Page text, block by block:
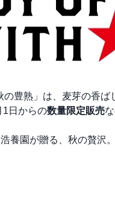
の豊熟」は、麦芽の香
1日からの数量限定販売
養園が贈る、秋の贅沢